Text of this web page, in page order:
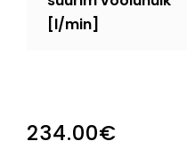
[l/min]
234.00€